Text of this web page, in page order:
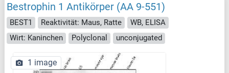
Bestrophin 1 Antikörper (AA 9-551)
BEST1 Reaktivität: Maus, Ratte
WB, ELISA
Wirt: Kaninchen
Polyclonal unconjugated
1 image